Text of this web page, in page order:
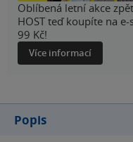
Oblíbená letní akce
HOST teď koupíte na
99 Kč!
Více informací
Popis